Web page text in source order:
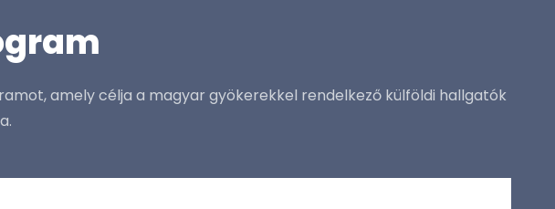
amely célja a magyar gyökerekkel rendelkező külföldi hallgatók